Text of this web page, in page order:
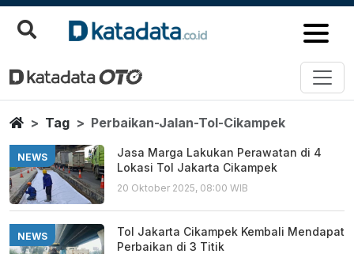
Perbaikan Jalan Tol Cikampek
Berita Terbaru
HomeTag Perbaikan-Jalan-Tol-Cikampek
NEWS
Jasa Marga Lakukan Perawatan di 4
Lokasi Tol Jakarta Cikampek
20 Oktober 2025, 08:00 WIB
NEWS
Tol Jakarta Cikampek Kembali Mendapat
Perbaikan di 3 Titik